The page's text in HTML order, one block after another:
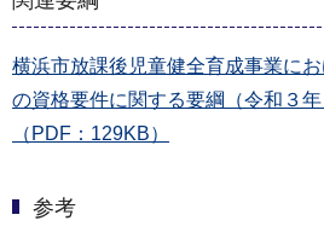
横浜市放課後児童健全育成事業に
の資格要件に関する要綱（令和３年
（PDF：129KB）
参考